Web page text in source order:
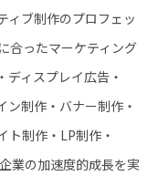
ィブ制作のプロフェッ
合ったマーケティング
ィスプレイ広告・
ン制作・バナー制作・
ト制作・LP制作・
業の加速度的成長を実